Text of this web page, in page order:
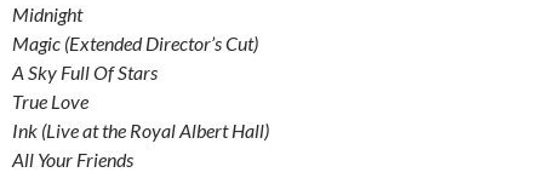
Midnight
Magic (Extended Director’s Cut)
A Sky Full Of Stars
True Love
Ink (Live at the Royal Albert Hall)
All Your Friends